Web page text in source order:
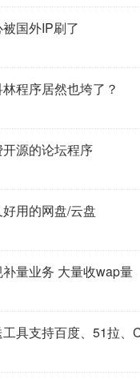
国外IP刷了
程序居然也垮了？
源的论坛程序
用的网盘/云盘
量业务 大量收wap量
具支持百度、51拉、